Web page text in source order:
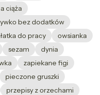
ciąża
bez dodatków
do pracy
owsianka
sezam
dynia
zapiekane figi
pieczone gruszki
przepisy z orzechami